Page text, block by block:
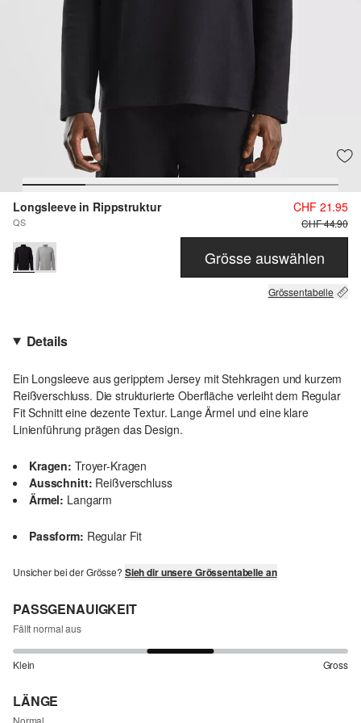
Longsleeve in Rippstruktur
QS
CHF 21.95
CHF 44.90
Grösse auswählen
Grössentabelle
Details
Ein Longsleeve aus geripptem Jersey mit Stehkragen und kurzem
Reißverschluss. Die strukturierte Oberfläche verleiht dem Regular
Fit Schnitt eine dezente Textur. Lange Ärmel und eine klare
Linienführung prägen das Design.
Kragen: Troyer-Kragen
Ausschnitt: Reißverschluss
Ärmel: Langarm
Passform: Regular Fit
Unsicher bei der Grösse? Sieh dir unsere Grössentabelle an
PASSGENAUIGKEIT
Fällt normal aus
Klein Gross
LÄNGE